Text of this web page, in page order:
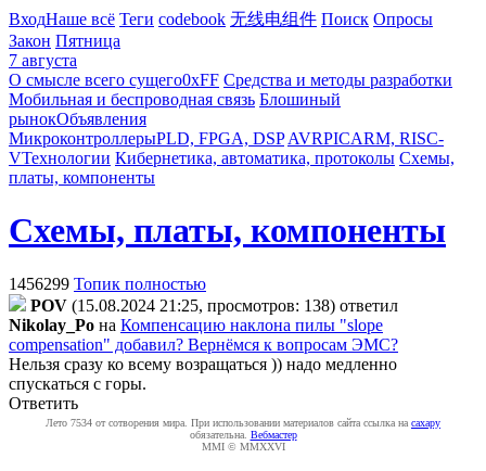
ВходНаше всё Теги codebook 无线电组件 Поиск Опросы
Закон Пятница
7 августа
О смысле всего сущего0xFF Средства и методы разработки
Мобильная и беспроводная связь Блошиный
рынокОбъявления
МикроконтроллерыPLD, FPGA, DSP AVRPICARM, RISC-
VТехнологии Кибернетика, автоматика, протоколы Схемы,
платы, компоненты
Схемы, платы, компоненты
1456299 Топик полностью
POV (15.08.2024 21:25, просмотров: 138) ответил
Nikolay_Po на Компенсацию наклона пилы "slope
compensation" добавил? Вернёмся к вопросам ЭМС?
Нельзя сразу ко всему возращаться )) надо медленно
спускаться с горы.
Ответить
Лето 7534 от сотворения мира. При использовании материалов сайта ссылка на caxapу
обязательна. Вебмастер
MMI © MMXXVI